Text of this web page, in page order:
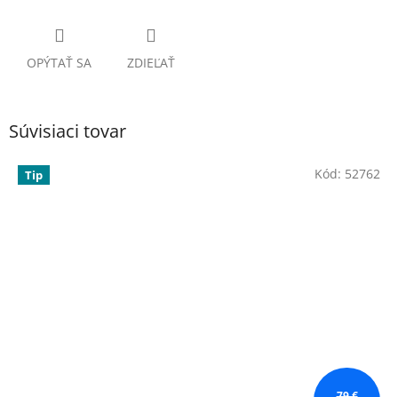
OPÝTAŤ SA ZDIEĽAŤ
Súvisiaci tovar
Tip Kód: 52762